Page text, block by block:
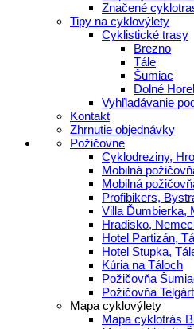
Značené
Tipy na cyklovýlety
Cyklistické trasy
Brezno
Tále
Šumiac
Dolné
Vyhľladávanie
Kontakt
Zhrnutie objednávky
Požičovne
Cyklodreziny,
Mobilná
Mobilná
Profibikers,
Villa Ďumbierka,
Hradisko,
Hotel Partizán,
Hotel Stupka,
Kúria na Táloch
Požičovňa
Požičovňa Telgárt
Mapa cyklovýlety
Mapa cyklotrás